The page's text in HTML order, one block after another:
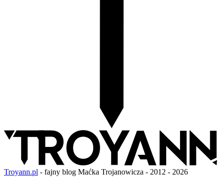
Troyann.pl - fajny blog Maćka Trojanowicza - 2012 - 2026